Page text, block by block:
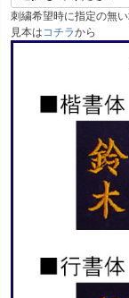
須
)
刺繍希望時に指定の無
見本は コチラから